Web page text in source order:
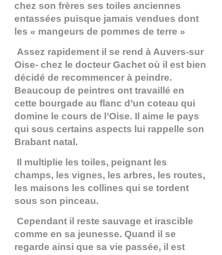
chez son frères ses toiles anciennes
entassées puisque jamais vendues dont
les « mangeurs de pommes de terre »
Assez rapidement il se rend à Auvers-sur
Oise- chez le docteur Gachet où il est bien
décidé de recommencer à peindre.
Beaucoup de peintres ont travaillé en
cette bourgade au flanc d’un coteau qui
domine le cours de l’Oise. Il aime le pays
qui sous certains aspects lui rappelle son
Brabant natal.
Il multiplie les toiles, peignant les
champs, les vignes, les arbres, les routes,
les maisons les collines qui se tordent
sous son pinceau.
Cependant il reste sauvage et irascible
comme en sa jeunesse. Quand il se
regarde ainsi que sa vie passée, il est